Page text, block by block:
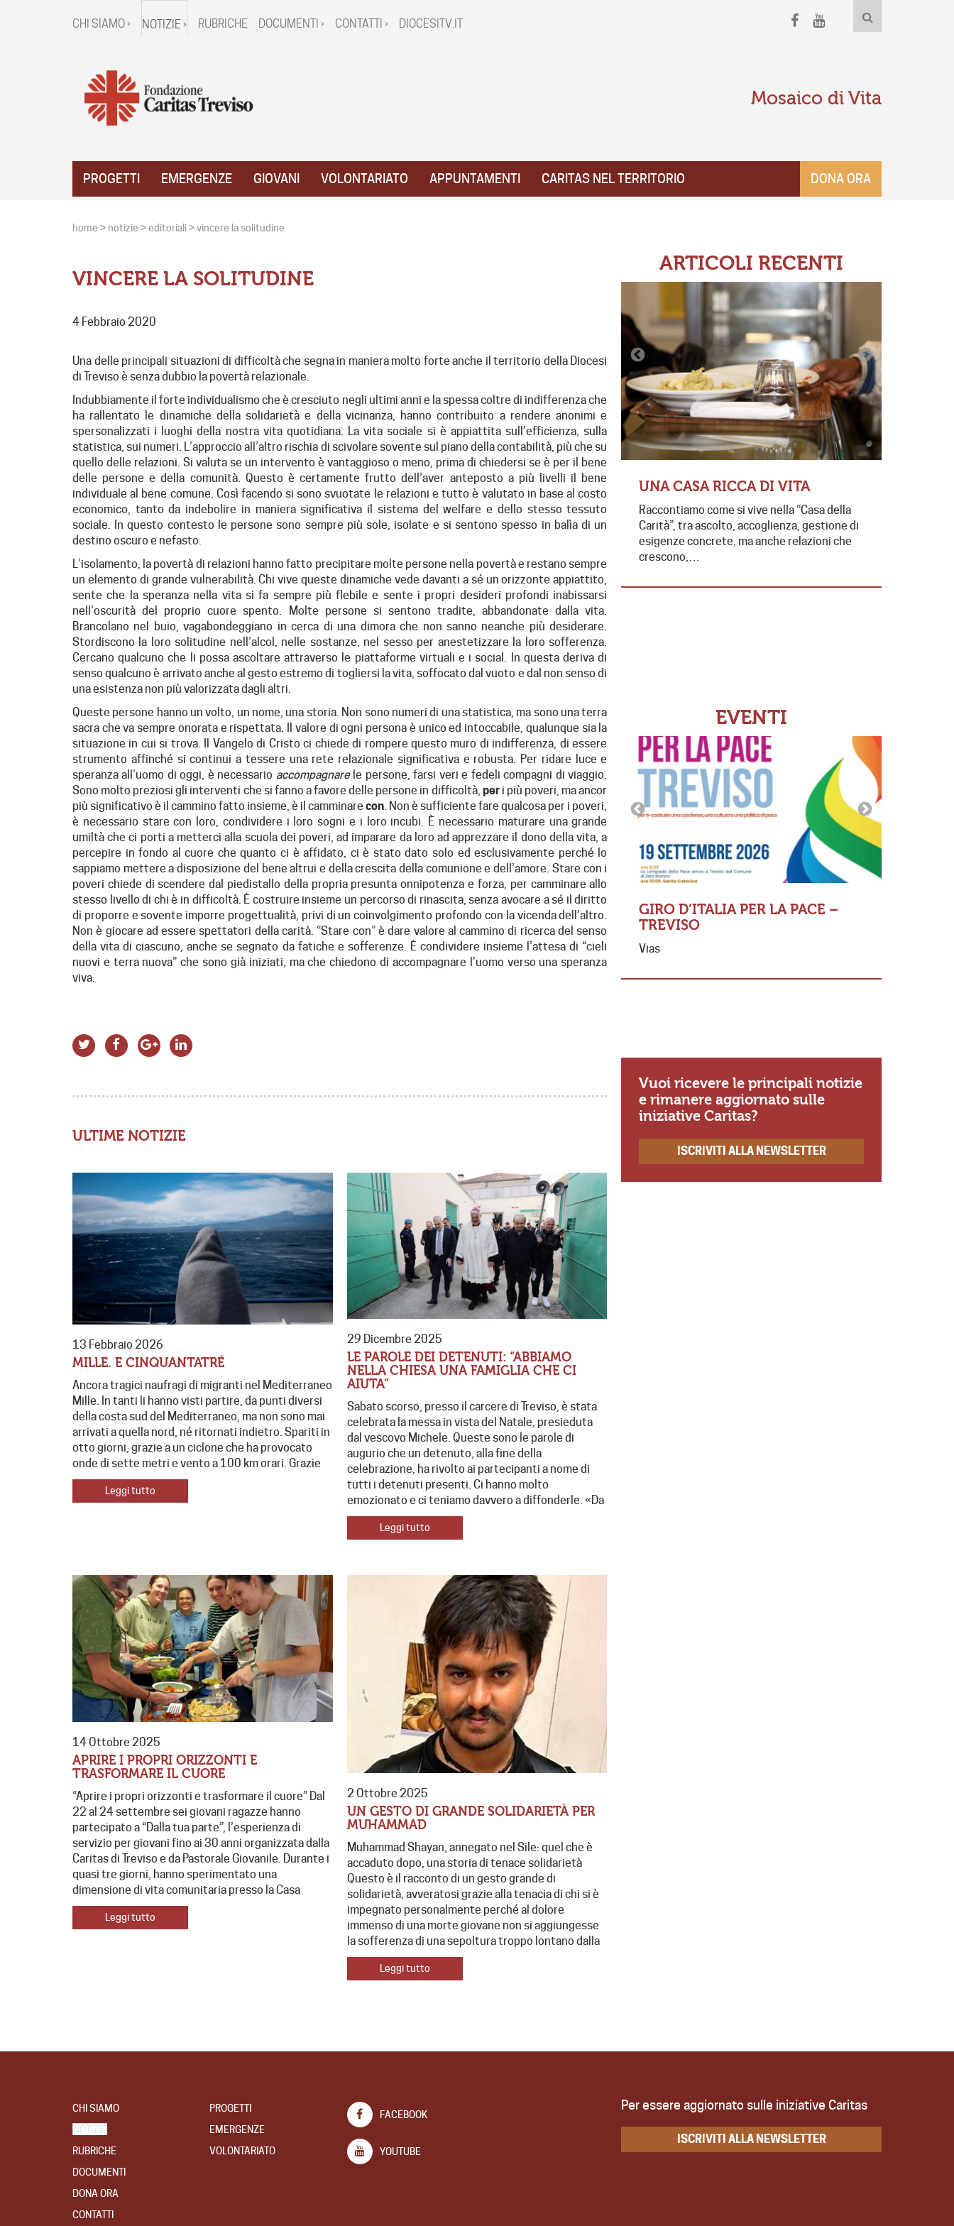
CHI SIAMO › NOTIZIE › RUBRICHE DOCUMENTI › CONTATTI › DIOCESITV.IT
Mosaico di Vita
PROGETTI EMERGENZE GIOVANI VOLONTARIATO APPUNTAMENTI CARITAS NEL TERRITORIO DONA ORA
home > notizie >editoriali>vincere la solitudine
VINCERE LA SOLITUDINE
4 Febbraio 2020
Una delle principali situazioni di difficoltà che segna in maniera molto forte anche il territorio della Diocesi
di Treviso è senza dubbio la povertà relazionale.
Indubbiamente il forte individualismo che è cresciuto negli ultimi anni e la spessa coltre di indifferenza che
ha rallentato le dinamiche della solidarietà e della vicinanza, hanno contribuito a rendere anonimi e
spersonalizzati i luoghi della nostra vita quotidiana. La vita sociale si è appiattita sull’efficienza, sulla
statistica, sui numeri. L’approccio all’altro rischia di scivolare sovente sul piano della contabilità, più che su
quello delle relazioni. Si valuta se un intervento è vantaggioso o meno, prima di chiedersi se è per il bene
delle persone e della comunità. Questo è certamente frutto dell’aver anteposto a più livelli il bene
individuale al bene comune. Così facendo si sono svuotate le relazioni e tutto è valutato in base al costo
economico, tanto da indebolire in maniera significativa il sistema del welfare e dello stesso tessuto
sociale. In questo contesto le persone sono sempre più sole, isolate e si sentono spesso in balìa di un
destino oscuro e nefasto.
L’isolamento, la povertà di relazioni hanno fatto precipitare molte persone nella povertà e restano sempre
un elemento di grande vulnerabilità. Chi vive queste dinamiche vede davanti a sé un orizzonte appiattito,
sente che la speranza nella vita si fa sempre più flebile e sente i propri desideri profondi inabissarsi
nell’oscurità del proprio cuore spento. Molte persone si sentono tradite, abbandonate dalla vita.
Brancolano nel buio, vagabondeggiano in cerca di una dimora che non sanno neanche più desiderare.
Stordiscono la loro solitudine nell’alcol, nelle sostanze, nel sesso per anestetizzare la loro sofferenza.
Cercano qualcuno che li possa ascoltare attraverso le piattaforme virtuali e i social. In questa deriva di
senso qualcuno è arrivato anche al gesto estremo di togliersi la vita, soffocato dal vuoto e dal non senso di
una esistenza non più valorizzata dagli altri.
Queste persone hanno un volto, un nome, una storia. Non sono numeri di una statistica, ma sono una terra
sacra che va sempre onorata e rispettata. Il valore di ogni persona è unico ed intoccabile, qualunque sia la
situazione in cui si trova. Il Vangelo di Cristo ci chiede di rompere questo muro di indifferenza, di essere
strumento affinché si continui a tessere una rete relazionale significativa e robusta. Per ridare luce e
speranza all’uomo di oggi, è necessario accompagnare le persone, farsi veri e fedeli compagni di viaggio.
Sono molto preziosi gli interventi che si fanno a favore delle persone in difficoltà, peri più poveri, ma ancor
più significativo è il cammino fatto insieme, è il camminarecon. Non è sufficiente fare qualcosa per i poveri,
è necessario stare con loro, condividere i loro sogni e i loro incubi. È necessario maturare una grande
umiltà che ci porti a metterci alla scuola dei poveri, ad imparare da loro ad apprezzare il dono della vita, a
percepire in fondo al cuore che quanto ci è affidato, ci è stato dato solo ed esclusivamente perché lo
sappiamo mettere a disposizione del bene altrui e della crescita della comunione e dell’amore. Stare con i
poveri chiede di scendere dal piedistallo della propria presunta onnipotenza e forza, per camminare allo
stesso livello di chi è in difficoltà. È costruire insieme un percorso di rinascita, senza avocare a sé il diritto
di proporre e sovente imporre progettualità, privi di un coinvolgimento profondo con la vicenda dell’altro.
Non è giocare ad essere spettatori della carità. “Stare con” è dare valore al cammino di ricerca del senso
della vita di ciascuno, anche se segnato da fatiche e sofferenze. È condividere insieme l’attesa di “cieli
nuovi e terra nuova” che sono già iniziati, ma che chiedono di accompagnare l’uomo verso una speranza
viva.
ULTIME NOTIZIE
13 Febbraio 2026
MILLE. E CINQUANTATRÉ
Ancora tragici naufragi di migranti nel Mediterraneo
Mille. In tanti li hanno visti partire, da punti diversi
della costa sud del Mediterraneo, ma non sono mai
arrivati a quella nord, né ritornati indietro. Spariti in
otto giorni, grazie a un ciclone che ha provocato
onde di sette metri e vento a 100 km orari. Grazie
Leggi tutto
29 Dicembre 2025
LE PAROLE DEI DETENUTI: “ABBIAMO
NELLA CHIESA UNA FAMIGLIA CHE CI
AIUTA”
Sabato scorso, presso il carcere di Treviso, è stata
celebrata la messa in vista del Natale, presieduta
dal vescovo Michele. Queste sono le parole di
augurio che un detenuto, alla fine della
celebrazione, ha rivolto ai partecipanti a nome di
tutti i detenuti presenti. Ci hanno molto
emozionato e ci teniamo davvero a diffonderle. «Da
Leggi tutto
14 Ottobre 2025
APRIRE I PROPRI ORIZZONTI E
TRASFORMARE IL CUORE
“Aprire i propri orizzonti e trasformare il cuore” Dal
22 al 24 settembre sei giovani ragazze hanno
partecipato a “Dalla tua parte”, l’esperienza di
servizio per giovani fino ai 30 anni organizzata dalla
Caritas di Treviso e da Pastorale Giovanile. Durante i
quasi tre giorni, hanno sperimentato una
dimensione di vita comunitaria presso la Casa
Leggi tutto
2 Ottobre 2025
UN GESTO DI GRANDE SOLIDARIETÀ PER
MUHAMMAD
Muhammad Shayan, annegato nel Sile: quel che è
accaduto dopo, una storia di tenace solidarietà
Questo è il racconto di un gesto grande di
solidarietà, avveratosi grazie alla tenacia di chi si è
impegnato personalmente perché al dolore
immenso di una morte giovane non si aggiungesse
la sofferenza di una sepoltura troppo lontano dalla
Leggi tutto
ARTICOLI RECENTI
EMERGENZA IN VENEZUELA
(AGG. 1° AGOSTO)
oltre 15 mila tonnellate di aiuti già
distribuite È La Guaira la…
UNA CASA RICCA DI VITA
Raccontiamo come si vive nella “Casa della
Carità”, tra ascolto, accoglienza, gestione di
esigenze concrete, ma anche relazioni che
crescono,…
EVENTI
ESPERIENZA PER GIOVANI
“DALLA TUA PARTE”
“Dalla tua parte”, evento aperto ai giovani
(18-30 anni) per vivere un’esperienza
GIRO D’ITALIA PER LA PACE –
TREVISO
Vias
Vuoi ricevere le principali notizie
e rimanere aggiornato sulle
iniziative Caritas?
ISCRIVITI ALLA NEWSLETTER
CHI SIAMO
NOTIZIE
RUBRICHE
DOCUMENTI
DONA ORA
CONTATTI
PROGETTI
EMERGENZE
VOLONTARIATO
FACEBOOK
YOUTUBE
Per essere aggiornato sulle iniziative Caritas
ISCRIVITI ALLA NEWSLETTER